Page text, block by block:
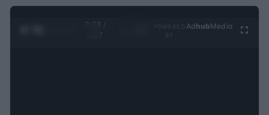
0:29 /
4:27
Ad hubMedia